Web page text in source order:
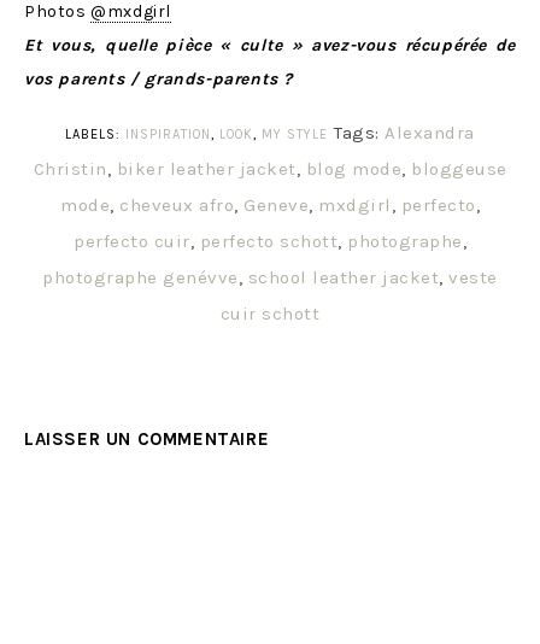
Photos@mxdgirl
Et vous, quelle pièce « culte » avez-vous récupérée de
vos parents / grands-parents ?
LABELS: INSPIRATION, LOOK, MY STYLE Tags:Alexandra
Christin, biker leather jacket, blog mode, bloggeuse
mode, cheveux afro, Geneve, mxdgirl , perfecto,
perfecto cuir, perfecto schott, photographe,
photographe genévve, school leather jacket,veste
cuir schott
LAISSER UN COMMENTAIRE